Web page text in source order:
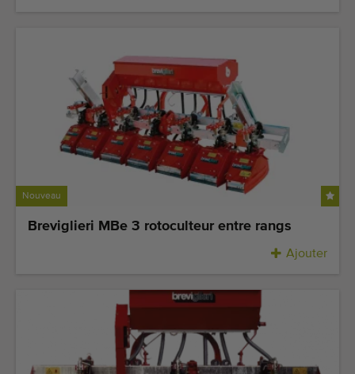
Nouveau
Breviglieri MBe 3 rotoculteur entre rangs
Ajouter